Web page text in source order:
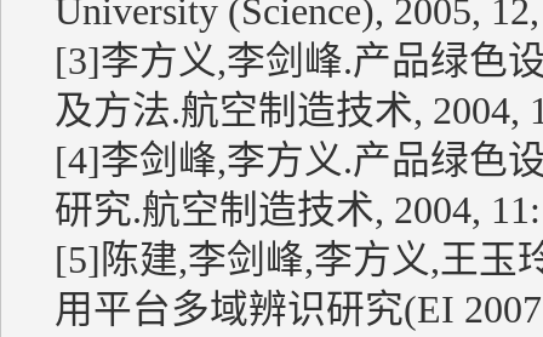
University (Science), 2005,
[3]李方义,李剑峰.产品绿色
及方法.航空制造技术, 2004,
[4]李剑峰,李方义.产品绿色
研究.航空制造技术, 2004,
[5]陈建,李剑峰,李方义,王玉
用平台多域辨识研究(EI